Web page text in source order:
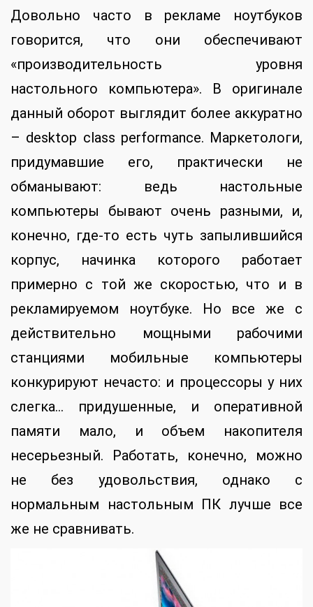
Довольно часто в рекламе ноутбуков
говорится, что они обеспечивают
«производительность уровня
настольного компьютера». В оригинале
данный оборот выглядит более аккуратно
– desktop class performance. Маркетологи,
придумавшие его, практически не
обманывают: ведь настольные
компьютеры бывают очень разными, и,
конечно, где-то есть чуть запылившийся
корпус, начинка которого работает
примерно с той же скоростью, что и в
рекламируемом ноутбуке. Но все же с
действительно мощными рабочими
станциями мобильные компьютеры
конкурируют нечасто: и процессоры у них
слегка… придушенные, и оперативной
памяти мало, и объем накопителя
несерьезный. Работать, конечно, можно
не без удовольствия, однако с
нормальным настольным ПК лучше все
же не сравнивать.